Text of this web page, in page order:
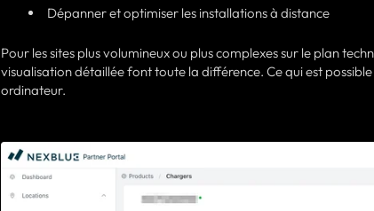
Dépanner et optimiser les installations à distance
Pour les sites plus volumineux ou plus complexes sur le plan
visualisation détaillée font toute la différence. Ce qui est
ordinateur.